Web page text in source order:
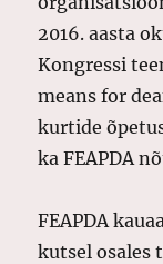
2016. aasta
Kongressi
means for
kurtide
ka FEAPDA
FEAPDA
kutsel osales